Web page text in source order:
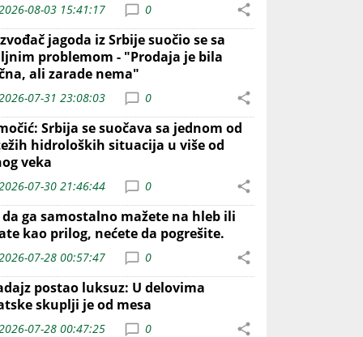
08-03 15:41:17 0
jagoda iz Srbije suočio se sa
problemom - "Prodaja je bila
ali zarade nema"
07-31 23:08:03 0
Srbija se suočava sa jednom od
hidroloških situacija u više od
veka
07-30 21:46:44 0
ga samostalno mažete na hleb ili
kao prilog, nećete da pogrešite.
07-28 00:57:47 0
postao luksuz: U delovima
skuplji je od mesa
07-28 00:47:25 0